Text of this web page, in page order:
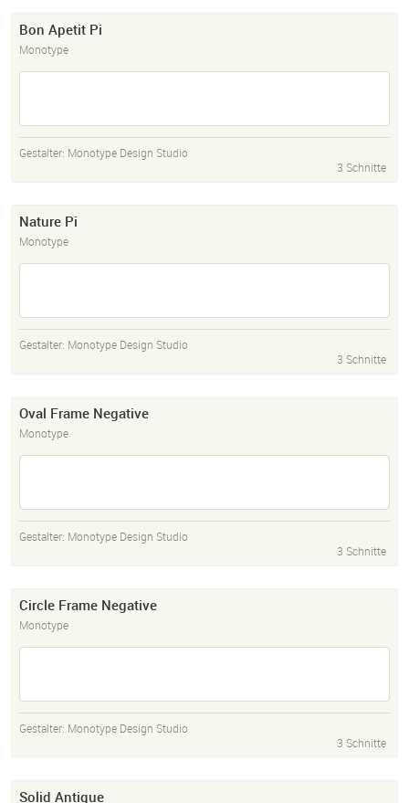
Bon Apetit Pi
Monotype
Gestalter: Monotype Design Studio
3 Schnitte
Nature Pi
Monotype
Gestalter: Monotype Design Studio
3 Schnitte
Oval Frame Negative
Monotype
Gestalter: Monotype Design Studio
3 Schnitte
Circle Frame Negative
Monotype
Gestalter: Monotype Design Studio
3 Schnitte
Solid Antique